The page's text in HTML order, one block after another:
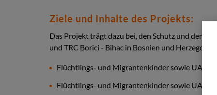
Ziele und Inhalte des Projekts:
Das Projekt trägt dazu bei, den Schutz und den
und TRC Borici - Bihac in Bosnien und
Flüchtlings- und Migrantenkinder sowie UASC
Flüchtlings- und Migrantenkinder sowie UASC